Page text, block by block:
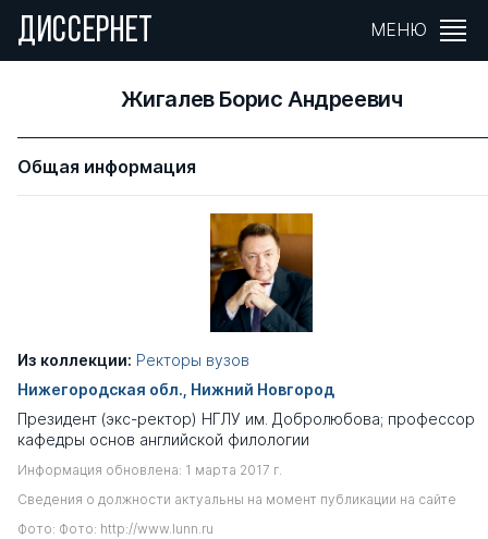
ДИССЕРНЕТ МЕНЮ
Жигалев Борис Андреевич
Общая информация
Из коллекции: Ректоры вузов
Нижегородская обл., Нижний Новгород
Президент (экс-ректор) НГЛУ им. Добролюбова; профессор
кафедры основ английской филологии
Информация обновлена: 1 марта 2017 г.
Сведения о должности актуальны на момент публикации на сайте
Фото: Фото: http://www.lunn.ru